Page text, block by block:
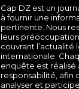
Cap DZ est un
à fournir une
pertinente. Nous
leurs
couvrant l’actualité
internationale.
enquête est réalisé
responsabilité, afin
analyser et